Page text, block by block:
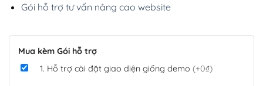
Gói hỗ trợ tư vấn nâng cao website
Mua kèm Gói hỗ trợ
1. Hỗ trợ cài đặt giao diện giống demo (+0₫)